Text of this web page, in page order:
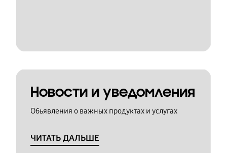
Новости и уведомления
Обьявления о важных продуктах и услугах
ЧИТАТЬ ДАЛЬШЕ